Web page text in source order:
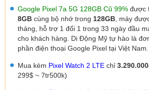
Google Pixel 7a 5G 128GB Cũ 99% được
8GB cùng bộ nhớ trong 128GB, máy
tháng, hỗ trợ 1 đổi 1 trong 33 ngày đầu
cho khách hàng. Di Động Mỹ tự hào là
phần điện thoại Google Pixel tại Việt Nam.
Mua kèm Pixel Watch 2 LTE chỉ
299$ ~ 7tr500k)